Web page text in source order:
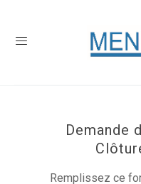
Demande
Remplissez ce